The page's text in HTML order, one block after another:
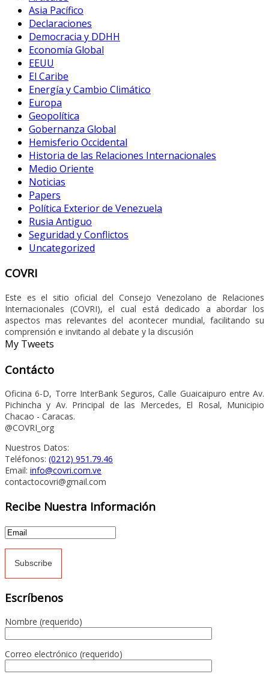
Asia Pacífico
Declaraciones
Democracia y DDHH
Economía Global
EEUU
El Caribe
Energía y Cambio Climático
Europa
Geopolítica
Gobernanza Global
Hemisferio Occidental
Historia de las Relaciones Internacionales
Medio Oriente
Noticias
Papers
Política Exterior de Venezuela
Rusia Antiguo
Seguridad y Conflictos
Uncategorized
COVRI
Este es el sitio oficial del Consejo Venezolano de Relaciones
Internacionales (COVRI), el cual está dedicado a abordar los
aspectos mas relevantes del acontecer mundial, facilitando su
comprensión e invitando al debate y la discusión
My Tweets
Contácto
Oficina 6-D, Torre InterBank Seguros, Calle Guaicaipuro entre Av.
Pichincha y Av. Principal de las Mercedes, El Rosal, Municipio
Chacao - Caracas.
@COVRI_org
Nuestros Datos:
Teléfonos: (0212) 951.79.46
Email: info@covri.com.ve
contactocovri@gmail.com
Recibe Nuestra Información
Escríbenos
Nombre (requerido)
Correo electrónico (requerido)